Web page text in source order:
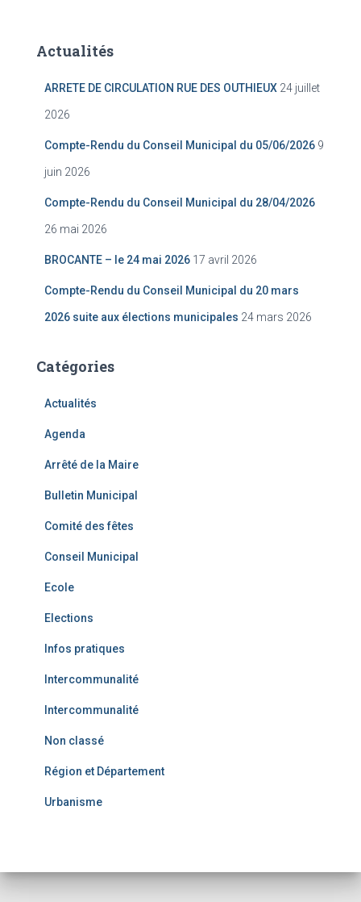
Actualités
ARRETE DE CIRCULATION RUE DES OUTHIEUX 24 juillet
2026
Compte-Rendu du Conseil Municipal du 05/06/2026 9
juin 2026
Compte-Rendu du Conseil Municipal du 28/04/2026
26 mai 2026
BROCANTE – le 24 mai 2026 17 avril 2026
Compte-Rendu du Conseil Municipal du 20 mars
2026 suite aux élections municipales 24 mars 2026
Catégories
Actualités
Agenda
Arrêté de la Maire
Bulletin Municipal
Comité des fêtes
Conseil Municipal
Ecole
Elections
Infos pratiques
Intercommunalité
Intercommunalité
Non classé
Région et Département
Urbanisme